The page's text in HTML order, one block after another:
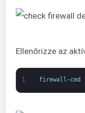
Ellenőrizze az
1 firewall -cmd